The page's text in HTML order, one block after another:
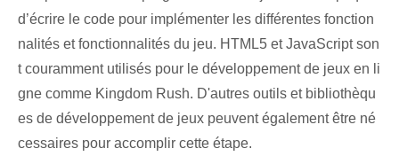
d’écrire le code pour implémenter les différentes fonction
nalités et fonctionnalités du jeu. HTML5 et JavaScript son
t couramment utilisés pour le développement de jeux en li
gne comme Kingdom Rush. D'autres outils et bibliothèqu
es de développement de jeux peuvent également être né
cessaires pour accomplir cette étape.